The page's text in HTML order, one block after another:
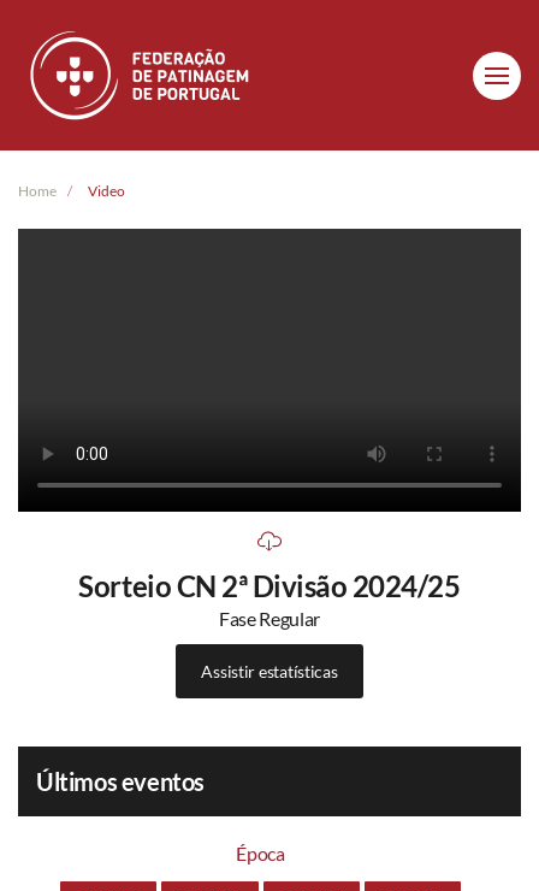
Skip to main content
Home Video
Sorteio CN 2ª Divisão 2024/25
Fase Regular
Assistir estatísticas
Últimos eventos
Época